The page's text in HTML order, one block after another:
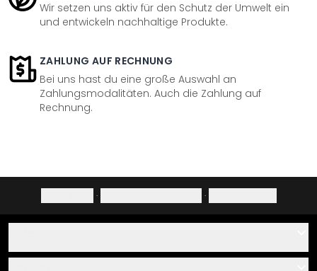
Wir setzen uns aktiv für den Schutz der Umwelt ein
und entwickeln nachhaltige Produkte.
ZAHLUNG AUF RECHNUNG
Bei uns hast du eine große Auswahl an
Zahlungsmodalitäten. Auch die Zahlung auf
Rechnung.
· ·